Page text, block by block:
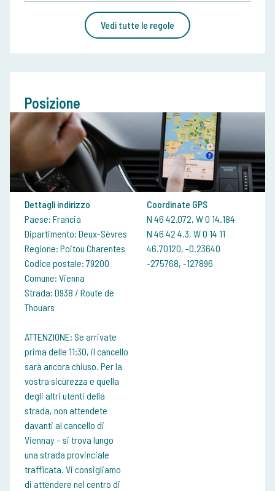
Vedi tutte le regole
Posizione
Dettagli indirizzo
Paese: Francia
Dipartimento: Deux-Sèvres
Regione: Poitou Charentes
Codice postale: 79200
Comune: Vienna
Strada: D938 / Route de
Thouars
ATTENZIONE: Se arrivate
prima delle 11:30, il cancello
sarà ancora chiuso. Per la
vostra sicurezza e quella
degli altri utenti della
strada, non attendete
davanti al cancello di
Viennay – si trova lungo
una strada provinciale
trafficata. Vi consigliamo
di attendere nel centro di
Coordinate GPS
N 46 42.072, W 0 14.184
N 46 42 4.3, W 0 14 11
46.70120, -0.23640
-275768, -127896